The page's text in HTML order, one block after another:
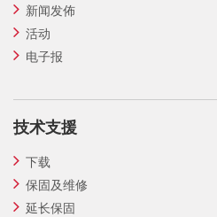
新闻发佈
活动
电子报
技术支援
下载
保固及维修
延长保固